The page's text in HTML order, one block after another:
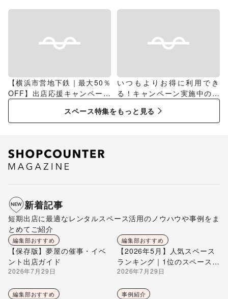
【横浜市営地下鉄｜最大50％
OFF】出店応援キャンペーン
特集
いつもよりお得に利用でき
る！キャンペーン実施中のス
スペース特集をもっと見る
新着記事
短期出店に最適なレンタルスペース活用のノウハウや事例をま
とめてご紹介
編集部おすすめ
【保存版】夢屋の催事・イベ
ント出店ガイド
2026年7月29日
編集部おすすめ
【2026年5月】人気スペース
ランキング｜1位のスペースを
編集部が解説
2026年7月29日
編集部おすすめ 事例紹介